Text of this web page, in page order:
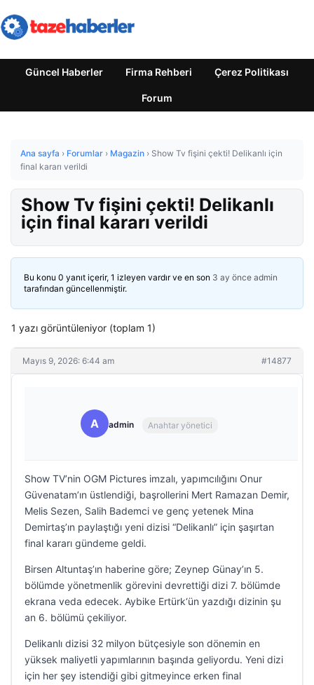
Güncel Haberler Firma Rehberi Çerez Politikası
Forum
Ana sayfa › Forumlar › Magazin › Show Tv fişini çekti! Delikanlı için
final kararı verildi
Show Tv fişini çekti! Delikanlı
için final kararı verildi
Bu konu 0 yanıt içerir, 1 izleyen vardır ve en son 3 ay önce admin
tarafından güncellenmiştir.
1 yazı görüntüleniyor (toplam 1)
Mayıs 9, 2026: 6:44 am #14877
A admin Anahtar yönetici
Show TV’nin OGM Pictures imzalı, yapımcılığını Onur
Güvenatam’ın üstlendiği, başrollerini Mert Ramazan Demir,
Melis Sezen, Salih Bademci ve genç yetenek Mina
Demirtaş’ın paylaştığı yeni dizisi “Delikanlı” için şaşırtan
final kararı gündeme geldi.
Birsen Altuntaş’ın haberine göre; Zeynep Günay’ın 5.
bölümde yönetmenlik görevini devrettiği dizi 7. bölümde
ekrana veda edecek. Aybike Ertürk‘ün yazdığı dizinin şu
an 6. bölümü çekiliyor.
Delikanlı dizisi 32 milyon bütçesiyle son dönemin en
yüksek maliyetli yapımlarının başında geliyordu. Yeni dizi
için her şey istendiği gibi gitmeyince erken final